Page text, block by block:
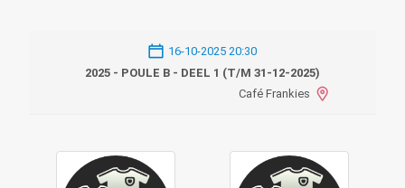
16-10-2025 20:30
2025 - POULE B - DEEL 1 (T/M 31-12-2025)
Café Frankies